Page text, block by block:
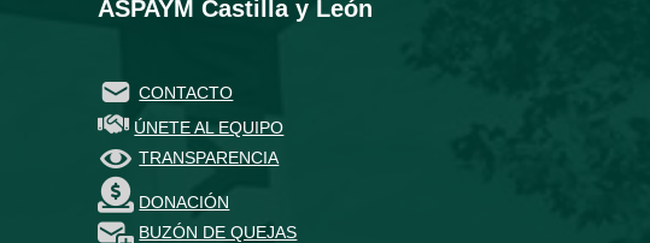
ASPAYM Castilla y León
CONTACTO
ÚNETE AL EQUIPO
TRANSPARENCIA
DONACIÓN
BUZÓN DE QUEJAS